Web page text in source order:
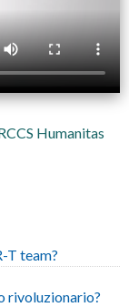
Humanitas
T team?
rivoluzionario?